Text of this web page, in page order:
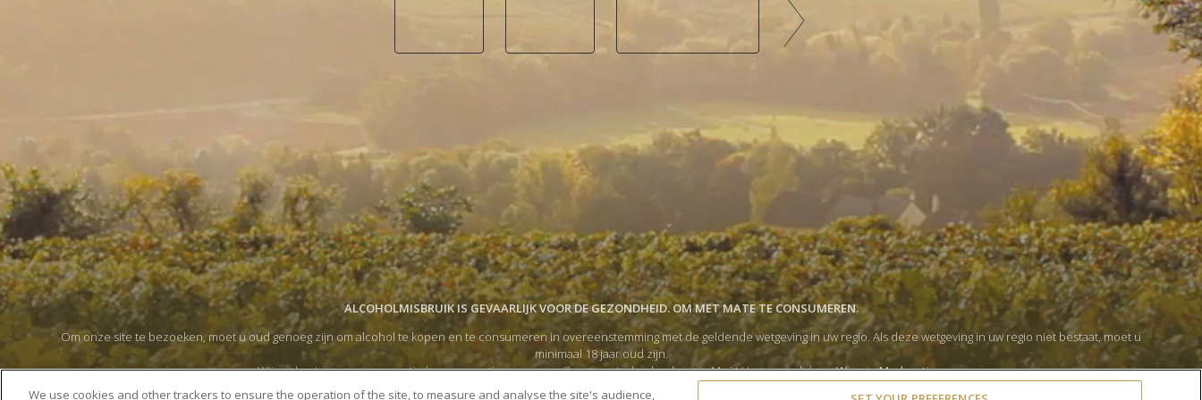
ALCOHOLMISBRUIK IS GEVAARLIJK VOOR DE GEZONDHEID. OM MET MATE TE CONSUMEREN.
Om onze site te bezoeken, moet u oud genoeg zijn om alcohol te kopen en te consumeren in overeenstemming met de geldende wetgeving in uw regio. Als deze wetgeving in uw regio niet bestaat, moet u
minimaal 18 jaar oud zijn.
Wij ondersteunen een gematigde consumptie van onze wijnen en sterke dranken via Moët Hennessy, lid vanWine in Moderation.
Door op de doorgaan-pijl te klikken, accepteer ik de
Algemene Gebruiksvoorwaarden en verklaar ik dat ik het
We use cookies and other trackers to ensure the operation of the site, to measure and analyse the site's audience,